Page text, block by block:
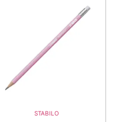
STABILO